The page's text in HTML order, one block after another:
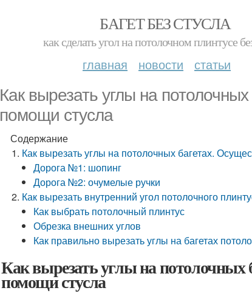
БАГЕТ БЕЗ СТУСЛА
как сделать угол на потолочном плинтусе
главная новости статьи
Как вырезать углы на
помощи стусла
Содержание
Как вырезать углы на потолочных багетах.
Дорога №1: шопинг
Дорога №2: очумелые ручки
Как вырезать внутренний угол потолочного
Как выбрать потолочный плинтус
Обрезка внешних углов
Как правильно вырезать углы на багетах
Как вырезать углы на потолочных
помощи стусла